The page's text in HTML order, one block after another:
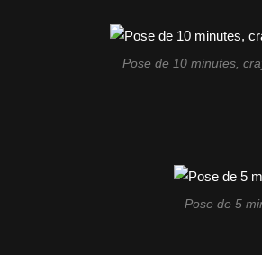
Pose de 10 minutes,
Pose de 5